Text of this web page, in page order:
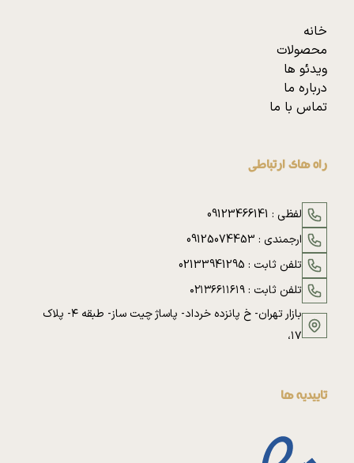
خانه
محصولات
ویدئو ها
درباره ما
تماس با ما
راه های ارتباطی
لفظی : 09123466141
ارجمندی : 09125074453
تلفن ثابت : 02133941295
تلفن ثابت :۰۲۱۳۶۶۱۱۶۱۹
بازار تهران- خ پانزده خرداد- پاساژ چیت ساز- طبقه ۴- پلاک
۱۷،
تاییدیه ها